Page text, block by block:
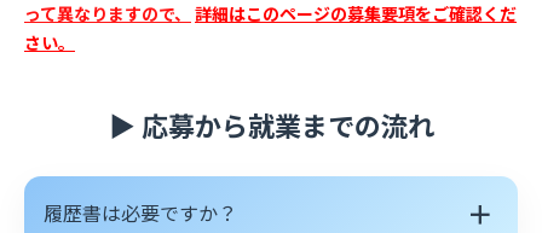
って異なりますので、 詳細はこのページの募集要項をご確認くだ
さい。
▶ 応募から就業までの流れ
履歴書は必要ですか？ ＋